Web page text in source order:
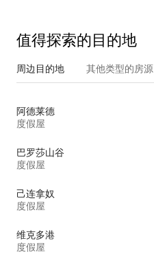
值得探索的目的地
周边目的地 其他类型的房源
阿德莱德
度假屋
巴罗莎山谷
度假屋
己连拿奴
度假屋
维克多港
度假屋